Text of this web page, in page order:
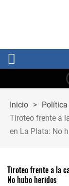
Inicio > Política
Tiroteo frente a
en La Plata: No
Tiroteo frente a la
No hubo heridos